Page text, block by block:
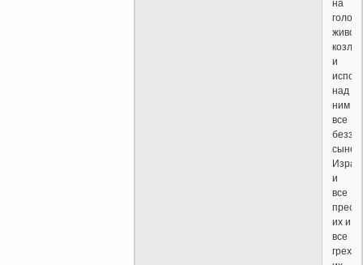
на
голову
живого
козла,
и
над
ним
все
сынов
и
все
их и
все
грехи